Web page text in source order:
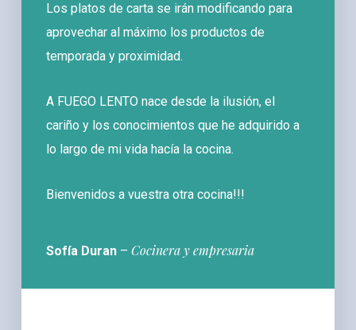
Los platos de carta se irán modificando para
aprovechar al máximo los productos de
temporada y proximidad.
A FUEGO LENTO nace desde la ilusión, el
cariño y los conocimientos que he adquirido a
lo largo de mi vida hacía la cocina.
Bienvenidos a vuestra otra cocina!!!
Sofía Duran –Cocinera y empresaria